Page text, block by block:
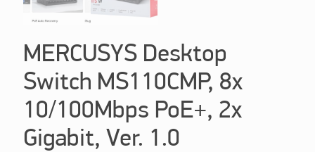
MERCUSYS Desktop
Switch MS110CMP, 8x
10/100Mbps PoE+, 2x
Gigabit, Ver. 1.0